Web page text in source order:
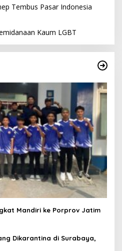
Tembus Pasar Indonesia
Kaum LGBT
Mandiri ke Porprov Jatim
Dikarantina di Surabaya,